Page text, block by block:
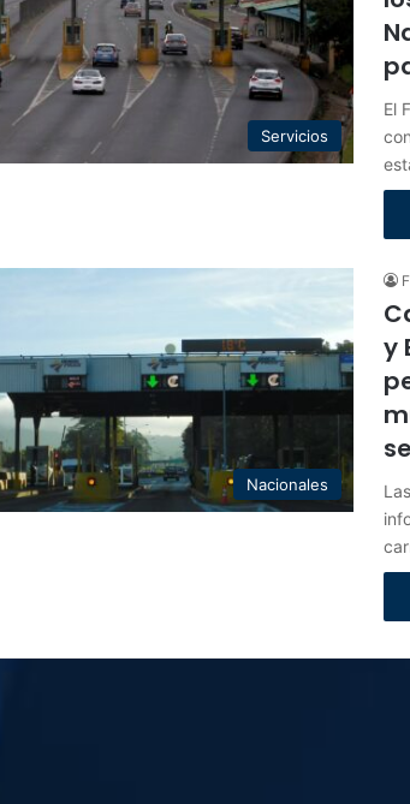
Servicios
El
Nacionales
y